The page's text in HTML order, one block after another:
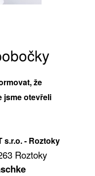
že
jsme otevřeli
s.r.o. - Roztoky
Roztoky